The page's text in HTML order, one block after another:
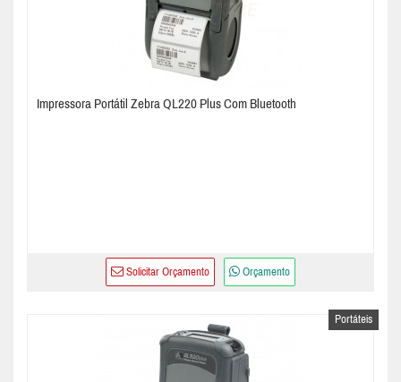
Impressora Portátil Zebra QL220 Plus Com Bluetooth
Solicitar Orçamento Orçamento
Portáteis